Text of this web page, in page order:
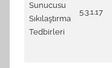
Sunucusu
Sıkılaştırma
Tedbirleri
5.3.1.17